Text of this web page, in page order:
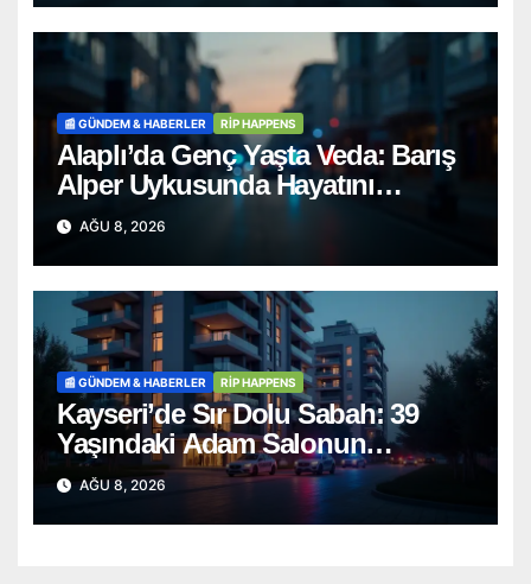
📰 GÜNDEM & HABERLER RİP HAPPENS
Alaplı’da Genç Yaşta Veda: Barış
Alper Uykusunda Hayatını
Kaybetti
AĞU 8, 2026
📰 GÜNDEM & HABERLER RİP HAPPENS
Kayseri’de Sır Dolu Sabah: 39
Yaşındaki Adam Salonun
Ortasında Ölü Bulundu
AĞU 8, 2026